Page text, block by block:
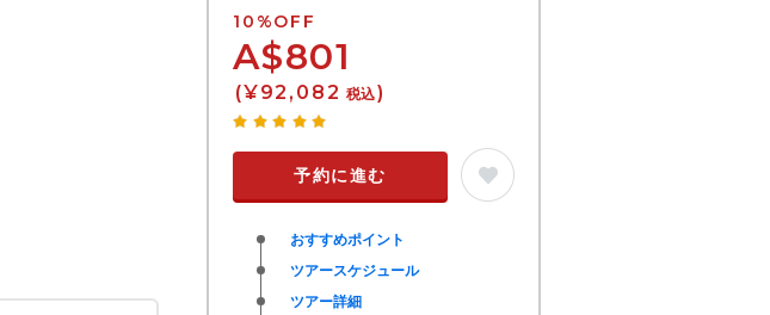
10%OFF
A$801
(¥92,082 税込)
予約に進む
おすすめポイント
ツアースケジュール
ツアー詳細